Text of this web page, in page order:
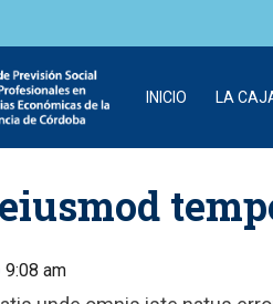
INICIO LA
9:08 am